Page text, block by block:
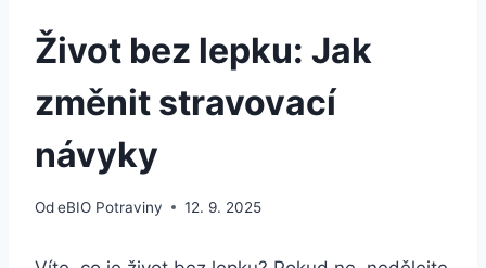
Život bez lepku: Jak
změnit stravovací
návyky
OdeBIO Potraviny 12. 9. 2025